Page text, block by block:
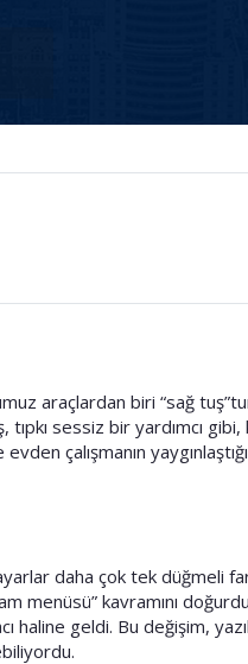
araçlardan biri “sağ
sessiz bir yardımcı gibi,
çalışmanın
daha çok tek düğmeli
menüsü” kavramını
geldi. Bu değişim,